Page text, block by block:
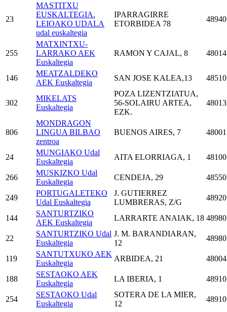
23
MASTITXU
EUSKALTEGIA.
LEIOAKO UDALA
udal euskaltegia
IPARRAGIRRE
ETORBIDEA 78
48940
255
MATXINTXU-
LARRAKO AEK
Euskaltegia
RAMON Y CAJAL, 8 48014
146
MEATZALDEKO
AEK Euskaltegia
SAN JOSE KALEA,13 48510
302
MIKELATS
Euskaltegia
POZA LIZENTZIATUA,
56-SOLAIRU ARTEA,
EZK.
48013
806
MONDRAGON
LINGUA BILBAO
zentroa
BUENOS AIRES, 7 48001
24
MUNGIAKO Udal
Euskaltegia
AITA ELORRIAGA, 1 48100
266
MUSKIZKO Udal
Euskaltegia
CENDEJA, 29 48550
249
PORTUGALETEKO
Udal Euskaltegia
J. GUTIERREZ
LUMBRERAS, Z/G
48920
144
SANTURTZIKO
AEK Euskaltegia
LARRARTE ANAIAK, 18 48980
22
SANTURTZIKO Udal
Euskaltegia
J. M. BARANDIARAN,
12
48980
119
SANTUTXUKO AEK
Euskaltegia
ARBIDEA, 21 48004
188
SESTAOKO AEK
Euskaltegia
LA IBERIA, 1 48910
254
SESTAOKO Udal
Euskaltegia
SOTERA DE LA MIER,
12
48910